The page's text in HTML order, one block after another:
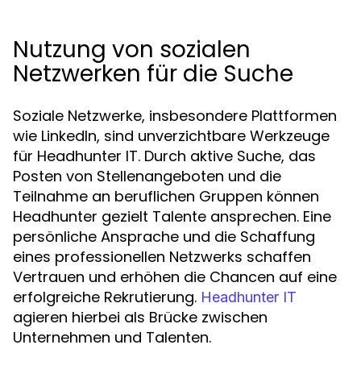
Nutzung von sozialen
Netzwerken für die Suche
Soziale Netzwerke, insbesondere Plattformen
wie LinkedIn, sind unverzichtbare Werkzeuge
für Headhunter IT. Durch aktive Suche, das
Posten von Stellenangeboten und die
Teilnahme an beruflichen Gruppen können
Headhunter gezielt Talente ansprechen. Eine
persönliche Ansprache und die Schaffung
eines professionellen Netzwerks schaffen
Vertrauen und erhöhen die Chancen auf eine
erfolgreiche Rekrutierung. Headhunter IT
agieren hierbei als Brücke zwischen
Unternehmen und Talenten.